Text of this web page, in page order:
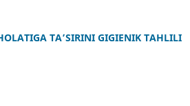
TA’SIRINI GIGIENIK TAHLILI